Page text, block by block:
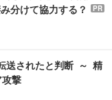
分けて協力する？
PR
送されたと判断 ～ 精
攻撃